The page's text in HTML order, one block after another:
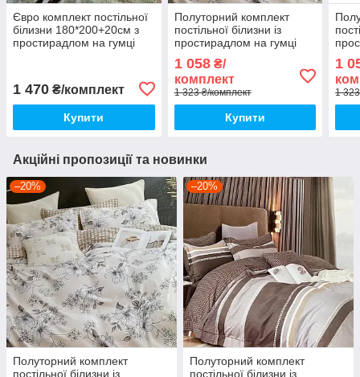
Євро комплект постільної
білизни 180*200+20см з
простирадлом на гумці
1 470 ₴/комплект
Купити
Полуторний комплект
постільної білизни із
простирадлом на гумці
білизна з фланелі
1 058₴/
комплект
1 323 ₴/комплект
Купити
1
1
Акційні пропозиції та новинки
–20%
Полуторний комплект
постільної білизни із
–20%
Полуторний комплект
постільної білизни із